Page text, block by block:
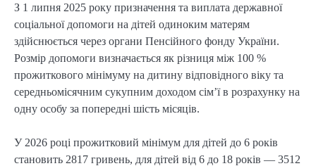
З 1 липня 2025 року призначення та виплата державної
соціальної допомоги на дітей одиноким матерям
здійснюється через органи Пенсійного фонду України.
Розмір допомоги визначається як різниця між 100 %
прожиткового мінімуму на дитину відповідного віку та
середньомісячним сукупним доходом сім’ї в розрахунку на
одну особу за попередні шість місяців.
У 2026 році прожитковий мінімум для дітей до 6 років
становить 2817 гривень, для дітей від 6 до 18 років — 3512